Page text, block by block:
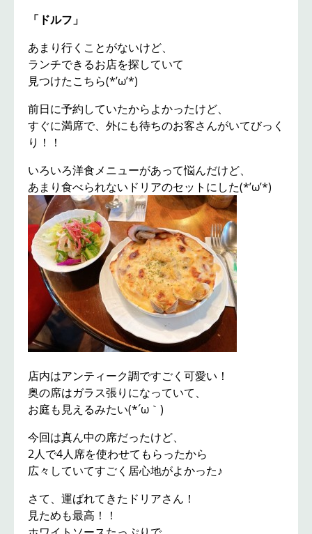
「ドルフ」
あまり行くことがないけど、
ランチできるお店を探していて
見つけたこちら(*’ω’*)
前日に予約していたからよかったけど、
すぐに満席で、外にも待ちのお客さんがいてびっく
り！！
いろいろ洋食メニューがあって悩んだけど、
あまり食べられないドリアのセットにした(*’ω’*)
店内はアンティーク調ですごく可愛い！
奥の席はガラス張りになっていて、
お庭も見えるみたい(*´ω｀)
今回は真ん中の席だったけど、
2人で4人席を使わせてもらったから
広々していてすごく居心地がよかった♪
さて、運ばれてきたドリアさん！
見ためも最高！！